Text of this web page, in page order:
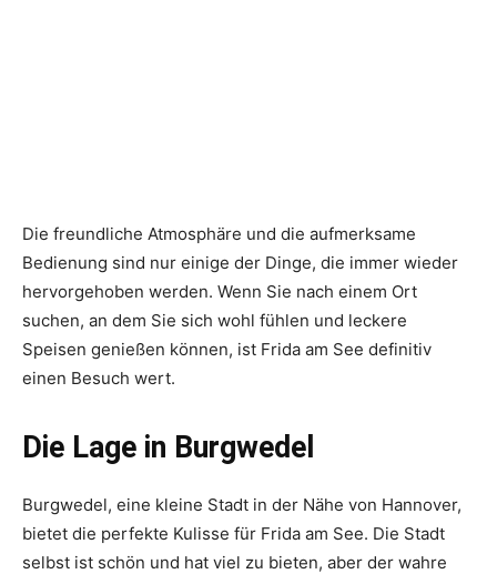
Die freundliche Atmosphäre und die aufmerksame
Bedienung sind nur einige der Dinge, die immer wieder
hervorgehoben werden. Wenn Sie nach einem Ort
suchen, an dem Sie sich wohl fühlen und leckere
Speisen genießen können, ist Frida am See definitiv
einen Besuch wert.
Die Lage in Burgwedel
Burgwedel, eine kleine Stadt in der Nähe von Hannover,
bietet die perfekte Kulisse für Frida am See. Die Stadt
selbst ist schön und hat viel zu bieten, aber der wahre